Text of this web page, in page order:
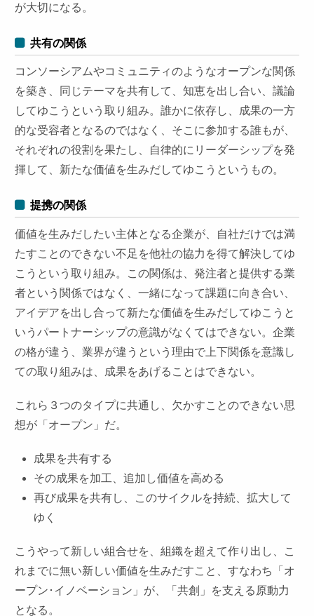
が大切になる。
共有の関係
コンソーシアムやコミュニティのようなオープンな関係
を築き、同じテーマを共有して、知恵を出し合い、議論
してゆこうという取り組み。誰かに依存し、成果の一方
的な受容者となるのではなく、そこに参加する誰もが、
それぞれの役割を果たし、自律的にリーダーシップを発
揮して、新たな価値を生みだしてゆこうというもの。
提携の関係
価値を生みだしたい主体となる企業が、自社だけでは満
たすことのできない不足を他社の協力を得て解決してゆ
こうという取り組み。この関係は、発注者と提供する業
者という関係ではなく、一緒になって課題に向き合い、
アイデアを出し合って新たな価値を生みだしてゆこうと
いうパートナーシップの意識がなくてはできない。企業
の格が違う、業界が違うという理由で上下関係を意識し
ての取り組みは、成果をあげることはできない。
これら３つのタイプに共通し、欠かすことのできない思
想が「オープン」だ。
成果を共有する
その成果を加工、追加し価値を高める
再び成果を共有し、このサイクルを持続、拡大して
ゆく
こうやって新しい組合せを、組織を超えて作り出し、こ
れまでに無い新しい価値を生みだすこと、すなわち「オ
ープン･イノベーション」が、「共創」を支える原動力
となる。